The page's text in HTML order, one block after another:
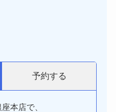
予約する
本店で、